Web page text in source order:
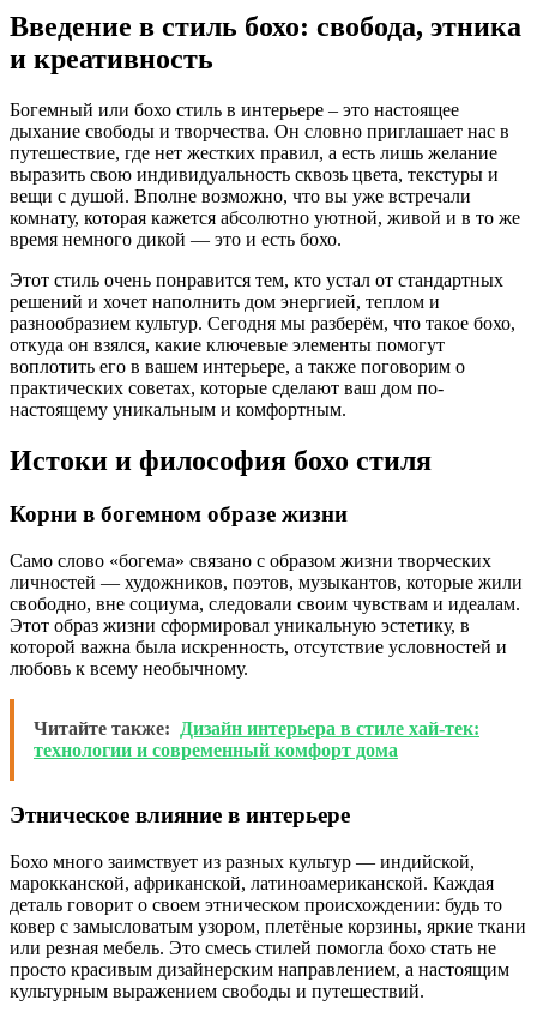
Введение в стиль бохо: свобода, этника
и креативность
Богемный или бохо стиль в интерьере – это настоящее
дыхание свободы и творчества. Он словно приглашает нас в
путешествие, где нет жестких правил, а есть лишь желание
выразить свою индивидуальность сквозь цвета, текстуры и
вещи с душой. Вполне возможно, что вы уже встречали
комнату, которая кажется абсолютно уютной, живой и в то же
время немного дикой — это и есть бохо.
Этот стиль очень понравится тем, кто устал от стандартных
решений и хочет наполнить дом энергией, теплом и
разнообразием культур. Сегодня мы разберём, что такое бохо,
откуда он взялся, какие ключевые элементы помогут
воплотить его в вашем интерьере, а также поговорим о
практических советах, которые сделают ваш дом по-
настоящему уникальным и комфортным.
Истоки и философия бохо стиля
Корни в богемном образе жизни
Само слово «богема» связано с образом жизни творческих
личностей — художников, поэтов, музыкантов, которые жили
свободно, вне социума, следовали своим чувствам и идеалам.
Этот образ жизни сформировал уникальную эстетику, в
которой важна была искренность, отсутствие условностей и
любовь к всему необычному.
Читайте также:
Дизайн интерьера в стиле хай-тек:
технологии и современный комфорт дома
Этническое влияние в интерьере
Бохо много заимствует из разных культур — индийской,
марокканской, африканской, латиноамериканской. Каждая
деталь говорит о своем этническом происхождении: будь то
ковер с замысловатым узором, плетёные корзины, яркие ткани
или резная мебель. Это смесь стилей помогла бохо стать не
просто красивым дизайнерским направлением, а настоящим
культурным выражением свободы и путешествий.